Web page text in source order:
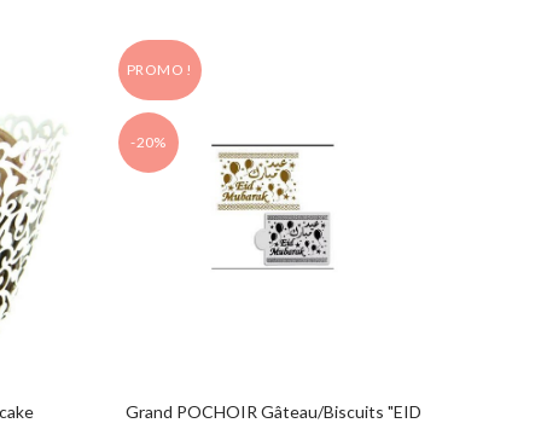
PROMO !
-20%
Grand POCHOIR Gâteau/Biscuits "EID